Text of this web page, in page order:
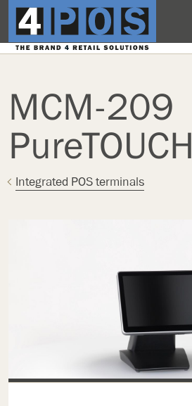
MCM-209
PureTOUCH
Integrated POS terminals